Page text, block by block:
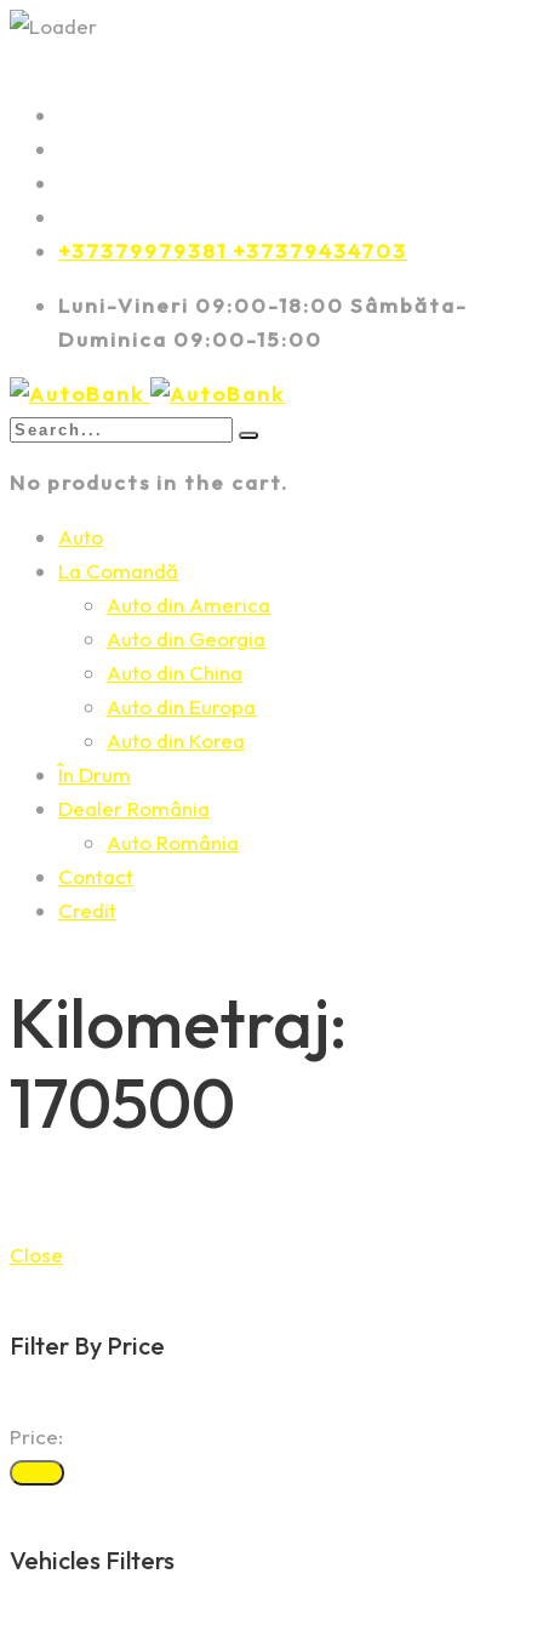
+37379979381 +37379434703
Luni-Vineri 09:00-18:00 Sâmbăta-
Duminica 09:00-15:00
No products in the cart.
Auto
La Comandă
Auto din America
Auto din Georgia
Auto din China
Auto din Europa
Auto din Korea
În Drum
Dealer România
Auto România
Contact
Credit
Kilometraj:
170500
Close
Filter By Price
Price:
Vehicles Filters